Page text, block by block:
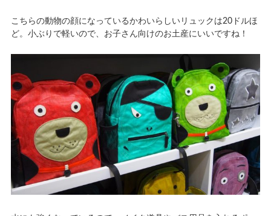
こちらの動物の顔になっているかわいらしいリュックは20ドルほ
ど。小ぶりで軽いので、お子さん向けのお土産にいいですね！